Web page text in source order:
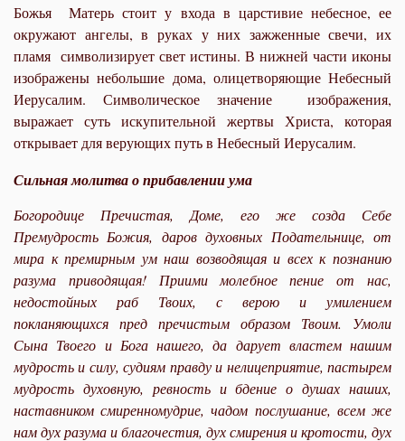
Божья Матерь стоит у входа в царстивие небесное, ее
окружают ангелы, в руках у них зажженные свечи, их
пламя символизирует свет истины. В нижней части иконы
изображены небольшие дома, олицетворяющие Небесный
Иерусалим. Символическое значение изображения,
выражает суть искупительной жертвы Христа, которая
открывает для верующих путь в Небесный Иерусалим.
Сильная молитва о прибавлении ума
Богородице Пречистая, Доме, его же созда Себе
Премудрость Божия, даров духовных Подательнице, от
мира к премирным ум наш возводящая и всех к познанию
разума приводящая! Приими молебное пение от нас,
недостойных раб Твоих, с верою и умилением
покланяющихся пред пречистым образом Твоим. Умоли
Сына Твоего и Бога нашего, да дарует властем нашим
мудрость и силу, судиям правду и нелицеприятие, пастырем
мудрость духовную, ревность и бдение о душах наших,
наставником смиренномудрие, чадом послушание, всем же
нам дух разума и благочестия, дух смирения и кротости, дух